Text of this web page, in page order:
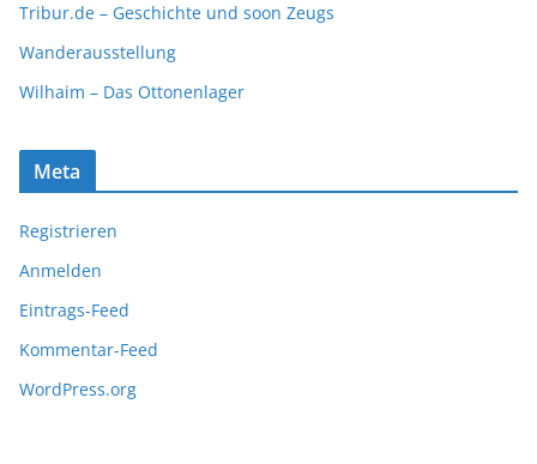
Tribur.de – Geschichte und soon Zeugs
Wanderausstellung
Wilhaim – Das Ottonenlager
Meta
Registrieren
Anmelden
Eintrags-Feed
Kommentar-Feed
WordPress.org